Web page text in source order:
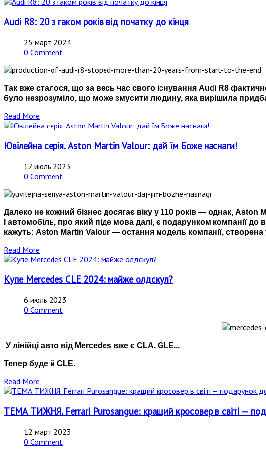
Audi R8: 20 з гаком років від початку до кінця
25 март 2024
0 Comment
Так вже сталося, що за весь час свого існування Audi R8
було незрозуміло, що може змусити людину, яка вирішила
Read More
Ювілейна серія. Aston Martin Valour: дай їм Боже наснаги!
17 июль 2023
0 Comment
Далеко не кожний бізнес досягає віку у 110 років — однак, Aston
І автомобіль, про який піде мова далі, є подарунком компанії
кажуть: Aston Martin Valour — остання модель компанії, створена
Read More
Купе Mercedes CLE 2024: майже олдскул?
6 июль 2023
0 Comment
У лінійці авто від Mercedes вже є CLA, GLE...
Тепер буде й CLE.
Read More
ТЕМА ТИЖНЯ. Ferrari Purosangue: кращий кросовер в світі —
12 март 2023
0 Comment